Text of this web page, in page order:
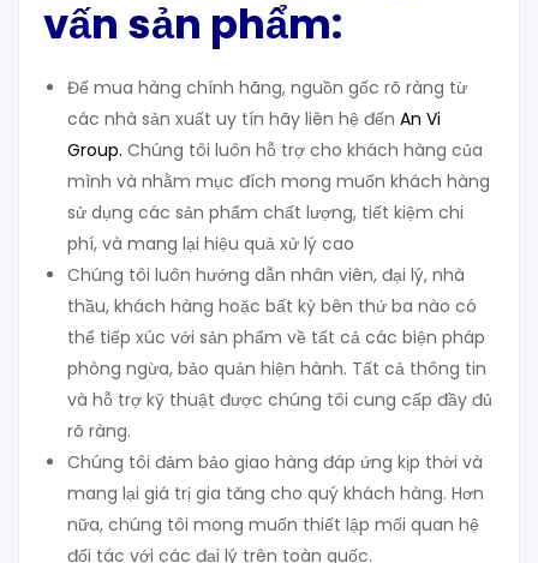
vấn sản phẩm:
Để mua hàng chính hãng, nguồn gốc rõ ràng từ
các nhà sản xuất uy tín hãy liên hệ đến An Vi
Group. Chúng tôi luôn hỗ trợ cho khách hàng của
mình và nhằm mục đích mong muốn khách hàng
sử dụng các sản phẩm chất lượng, tiết kiệm chi
phí, và mang lại hiệu quả xử lý cao
Chúng tôi luôn hướng dẫn nhân viên, đại lý, nhà
thầu, khách hàng hoặc bất kỳ bên thứ ba nào có
thể tiếp xúc với sản phẩm về tất cả các biện pháp
phòng ngừa, bảo quản hiện hành. Tất cả thông tin
và hỗ trợ kỹ thuật được chúng tôi cung cấp đầy đủ
rõ ràng.
Chúng tôi đảm bảo giao hàng đáp ứng kịp thời và
mang lại giá trị gia tăng cho quý khách hàng. Hơn
nữa, chúng tôi mong muốn thiết lập mối quan hệ
đối tác với các đại lý trên toàn quốc.